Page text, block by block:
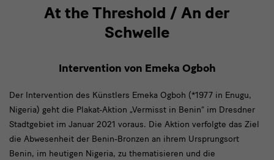
the
Threshold
/
At the Threshold / An der
Schwelle
Intervention von Emeka Ogboh
Der Intervention des Künstlers Emeka Ogboh (*1977 in Enugu,
Nigeria) geht die Plakat-Aktion „Vermisst in Benin“ im Dresdner
Stadtgebiet im Januar 2021 voraus. Die Aktion verfolgte das Ziel
die Abwesenheit der Benin-Bronzen an ihrem Ursprungsort
Benin, im heutigen Nigeria, zu thematisieren und die